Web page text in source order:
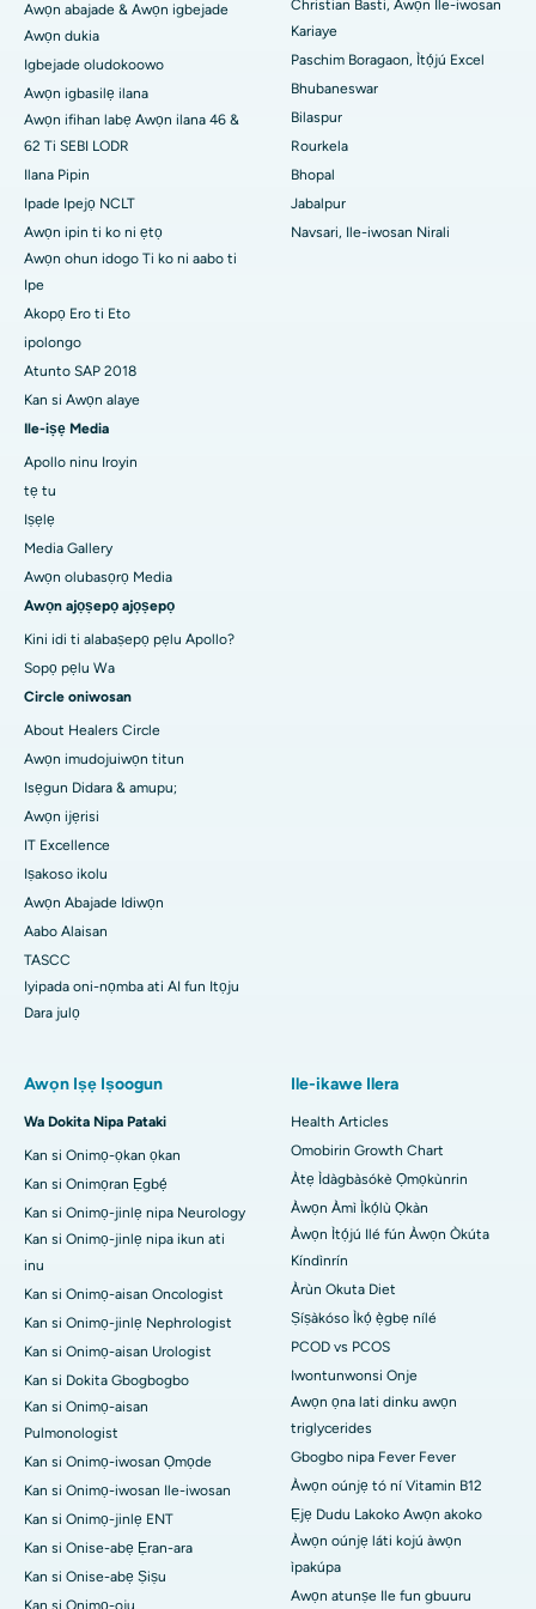
Ile-iwosan ti o dara julọ ni Apa-19, Rourkela
Ile-iwosan ti o dara julọ ni Swargate, Pune
Ile-iwosan akàn ti awọn obinrin ti o dara julọ ni Guusu Delhi
Awọn abajade & Awọn igbejade
Awọn dukia
Igbejade oludokoowo
Awọn igbasilẹ ilana
Awọn ifihan labẹ Awọn ilana 46 &
62 Ti SEBI LODR
Ilana Pipin
Ipade Ipejọ NCLT
Awọn ipin ti ko ni ẹtọ
Awọn ohun idogo Ti ko ni aabo ti
Ipe
Akopọ Ero ti Eto
ipolongo
Atunto SAP 2018
Kan si Awọn alaye
Ile-iṣẹ Media
Apollo ninu Iroyin
tẹ tu
Iṣẹlẹ
Media Gallery
Awọn olubasọrọ Media
Awọn ajọṣepọ ajọṣepọ
Kini idi ti alabaṣepọ pẹlu Apollo?
Sopọ pẹlu Wa
Circle oniwosan
About Healers Circle
Awọn imudojuiwọn titun
Isẹgun Didara & amupu;
Awọn ijẹrisi
IT Excellence
Iṣakoso ikolu
Awọn Abajade Idiwọn
Aabo Alaisan
TASCC
Iyipada oni-nọmba ati AI fun Itọju
Dara julọ
Christian Basti, Awọn Ile-iwosan
Kariaye
Paschim Boragaon, Ìtọ́jú Excel
Bhubaneswar
Bilaspur
Rourkela
Bhopal
Jabalpur
Navsari, Ile-iwosan Nirali
Awọn Iṣẹ Iṣoogun
Wa Dokita Nipa Pataki
Kan si Onimọ-ọkan ọkan
Kan si Onimọran Ẹgbẹ́
Kan si Onimọ-jinlẹ nipa Neurology
Kan si Onimọ-jinlẹ nipa ikun ati
inu
Kan si Onimọ-aisan Oncologist
Kan si Onimọ-jinlẹ Nephrologist
Kan si Onimọ-aisan Urologist
Kan si Dokita Gbogbogbo
Kan si Onimọ-aisan
Pulmonologist
Kan si Onimọ-iwosan Ọmọde
Kan si Onimọ-iwosan Ile-iwosan
Kan si Onimọ-jinlẹ ENT
Kan si Onise-abẹ Ẹran-ara
Kan si Onise-abẹ Ṣiṣu
Ile-ikawe Ilera
Health Articles
Omobirin Growth Chart
Àtẹ Ìdàgbàsókè Ọmọkùnrin
Àwọn Àmì Ìkọ́lù Ọkàn
Àwọn Ìtọ́jú Ilé fún Àwọn Òkúta
Kíndìnrín
Àrùn Okuta Diet
Ṣíṣàkóso Ìkọ́ ẹ̀gbẹ nílé
PCOD vs PCOS
Iwontunwonsi Onje
Awọn ọna lati dinku awọn
triglycerides
Gbogbo nipa Fever Fever
Àwọn oúnjẹ tó ní Vitamin B12
Ẹjẹ Dudu Lakoko Awọn akoko
Àwọn oúnjẹ láti kojú àwọn
ìpakúpa
Awọn atunṣe Ile fun gbuuru